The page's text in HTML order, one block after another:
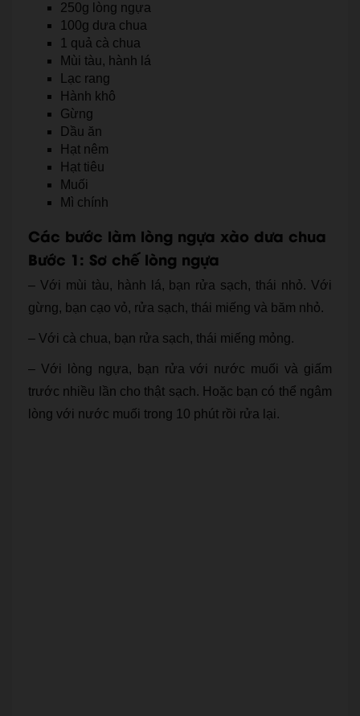
250g lòng ngựa
100g dưa chua
1 quả cà chua
Mùi tàu, hành lá
Lạc rang
Hành khô
Gừng
Dầu ăn
Hạt nêm
Hạt tiêu
Muối
Mì chính
Các bước làm lòng ngựa xào dưa chua
Bước 1: Sơ chế lòng ngựa
– Với mùi tàu, hành lá, bạn rửa sạch, thái nhỏ. Với
gừng, bạn cạo vỏ, rửa sạch, thái miếng và băm nhỏ.
– Với cà chua, bạn rửa sạch, thái miếng mỏng.
– Với lòng ngựa, bạn rửa với nước muối và giấm
trước nhiều lần cho thật sạch. Hoặc bạn có thể ngâm
lòng với nước muối trong 10 phút rồi rửa lại.